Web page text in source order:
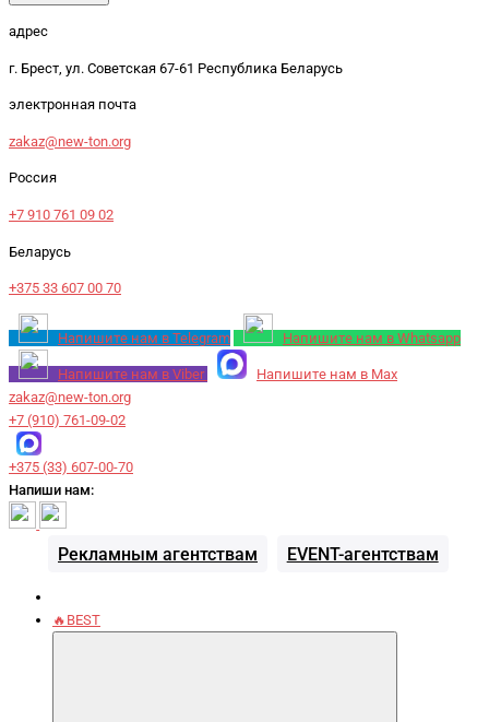
адрес
г. Брест, ул. Советская 67-61 Республика Беларусь
электронная почта
zakaz@new-ton.org
Россия
+7 910 761 09 02
Беларусь
+375 33 607 00 70
Напишите нам в Telegram Напишите нам в Whatsapp
Напишите нам в Viber
Напишите нам в Max
zakaz@new-ton.org
+7 (910) 761-09-02
+375 (33) 607-00-70
Напиши нам:
Рекламным агентствам EVENT-агентствам
🔥BEST